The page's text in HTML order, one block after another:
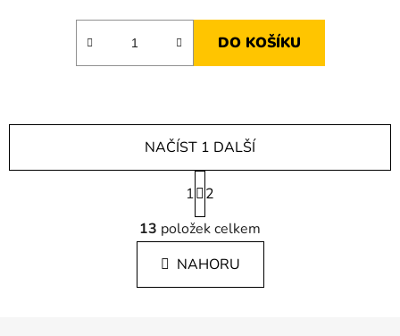
DO KOŠÍKU
O
v
l
á
d
NAČÍST 1 DALŠÍ
S
t
r
á
n
k
1
2
13 položek celkem
NAHORU